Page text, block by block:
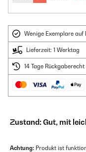
Wenige Exemplare
Lieferzeit: 1 Werktag
14 Tage Rückgaberecht
Zustand: Gut, mit
Achtung: Produkt ist